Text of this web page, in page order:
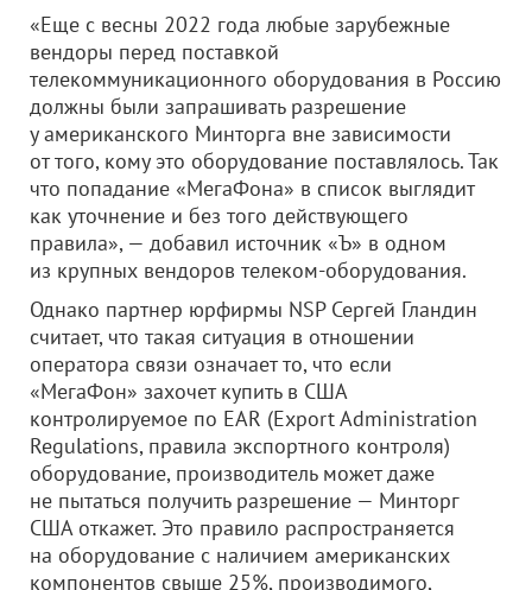
«Еще с весны 2022 года любые зарубежные
вендоры перед поставкой
телекоммуникационного оборудования в Россию
должны были запрашивать разрешение
у американского Минторга вне зависимости
от того, кому это оборудование поставлялось. Так
что попадание «МегаФона» в список выглядит
как уточнение и без того действующего
правила», — добавил источник «Ъ» в одном
из крупных вендоров телеком-оборудования.
Однако партнер юрфирмы NSP Сергей Гландин
считает, что такая ситуация в отношении
оператора связи означает то, что если
«МегаФон» захочет купить в США
контролируемое по EAR (Export Administration
Regulations, правила экспортного контроля)
оборудование, производитель может даже
не пытаться получить разрешение — Минторг
США откажет. Это правило распространяется
на оборудование с наличием американских
компонентов свыше 25%, производимого,